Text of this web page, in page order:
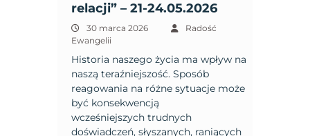
relacji” – 21-24.05.2026
30 marca 2026
Radość
Ewangelii
Historia naszego życia ma wpływ na
naszą teraźniejszość. Sposób
reagowania na różne sytuacje może
być konsekwencją
wcześniejszych trudnych
doświadczeń, słyszanych, raniących